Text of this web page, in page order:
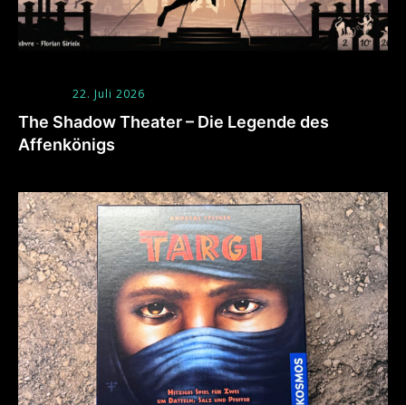
22. Juli 2026
The Shadow Theater – Die Legende des
Affenkönigs